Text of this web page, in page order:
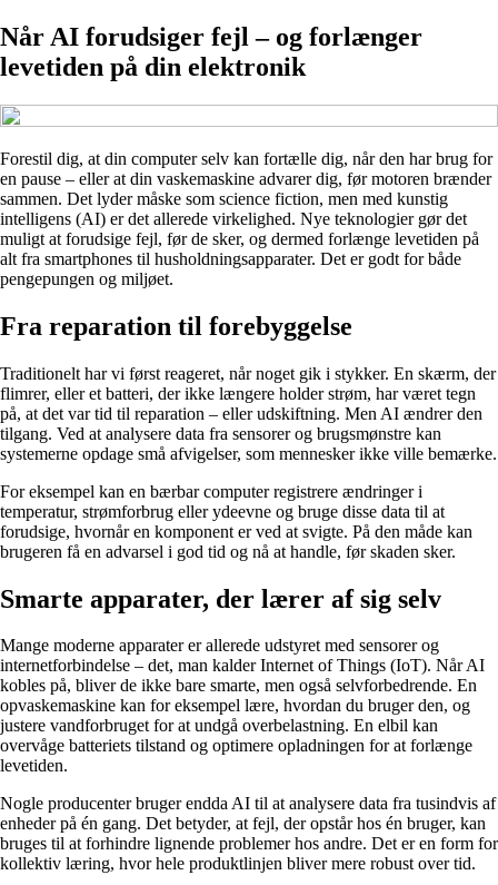
Når AI forudsiger fejl – og forlænger
levetiden på din elektronik
Forestil dig, at din computer selv kan fortælle dig, når den har brug for
en pause – eller at din vaskemaskine advarer dig, før motoren brænder
sammen. Det lyder måske som science fiction, men med kunstig
intelligens (AI) er det allerede virkelighed. Nye teknologier gør det
muligt at forudsige fejl, før de sker, og dermed forlænge levetiden på
alt fra smartphones til husholdningsapparater. Det er godt for både
pengepungen og miljøet.
Fra reparation til forebyggelse
Traditionelt har vi først reageret, når noget gik i stykker. En skærm, der
flimrer, eller et batteri, der ikke længere holder strøm, har været tegn
på, at det var tid til reparation – eller udskiftning. Men AI ændrer den
tilgang. Ved at analysere data fra sensorer og brugsmønstre kan
systemerne opdage små afvigelser, som mennesker ikke ville bemærke.
For eksempel kan en bærbar computer registrere ændringer i
temperatur, strømforbrug eller ydeevne og bruge disse data til at
forudsige, hvornår en komponent er ved at svigte. På den måde kan
brugeren få en advarsel i god tid og nå at handle, før skaden sker.
Smarte apparater, der lærer af sig selv
Mange moderne apparater er allerede udstyret med sensorer og
internetforbindelse – det, man kalder Internet of Things (IoT). Når AI
kobles på, bliver de ikke bare smarte, men også selvforbedrende. En
opvaskemaskine kan for eksempel lære, hvordan du bruger den, og
justere vandforbruget for at undgå overbelastning. En elbil kan
overvåge batteriets tilstand og optimere opladningen for at forlænge
levetiden.
Nogle producenter bruger endda AI til at analysere data fra tusindvis af
enheder på én gang. Det betyder, at fejl, der opstår hos én bruger, kan
bruges til at forhindre lignende problemer hos andre. Det er en form for
kollektiv læring, hvor hele produktlinjen bliver mere robust over tid.